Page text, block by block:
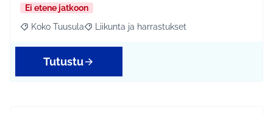
Ei etene jatkoon
Rajaa tulokset aihepiirin mukaan: Koko Tuusula
Koko Tuusula Rajaa tulokset teeman mukaan: Liikunta ja
Liikunta ja harrastukset
Tutustu